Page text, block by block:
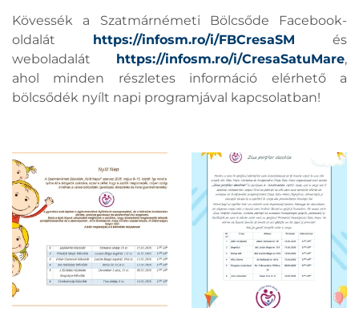
Kövessék a Szatmárnémeti Bölcsőde Facebook-
oldalát https://infosm.ro/i/FBCresaSM és
weboladalát https://infosm.ro/i/CresaSatuMare,
ahol minden részletes információ elérhető a
bölcsődék nyílt napi programjával kapcsolatban!